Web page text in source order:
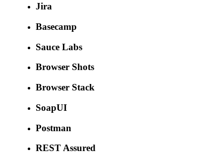
Jira
Basecamp
Sauce Labs
Browser Shots
Browser Stack
SoapUI
Postman
REST Assured